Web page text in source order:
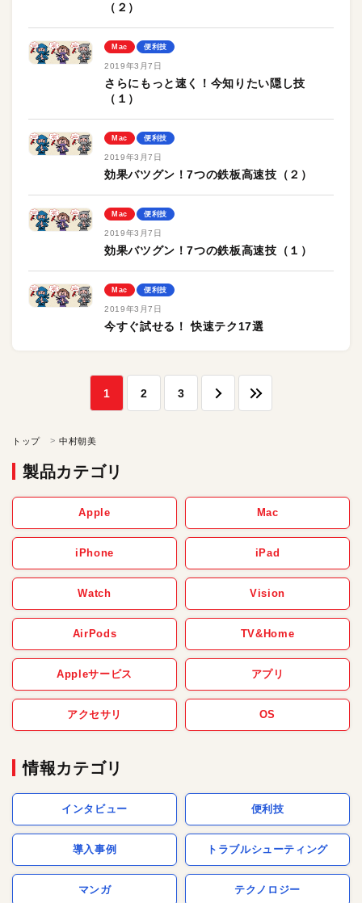
（２）
Mac 便利技
2019年3月7日
さらにもっと速く！今知りたい隠し技
（１）
Mac 便利技
2019年3月7日
効果バツグン！7つの鉄板高速技（２）
Mac 便利技
2019年3月7日
効果バツグン！7つの鉄板高速技（１）
Mac 便利技
2019年3月7日
今すぐ試せる！ 快速テク17選
1 2 3
トップ 中村朝美
製品カテゴリ
Apple Mac
iPhone iPad
Watch Vision
AirPods TV&Home
Appleサービス アプリ
アクセサリ OS
情報カテゴリ
インタビュー 便利技
導入事例 トラブルシューティング
マンガ テクノロジー